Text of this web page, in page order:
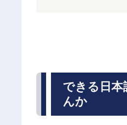
できる日
んか